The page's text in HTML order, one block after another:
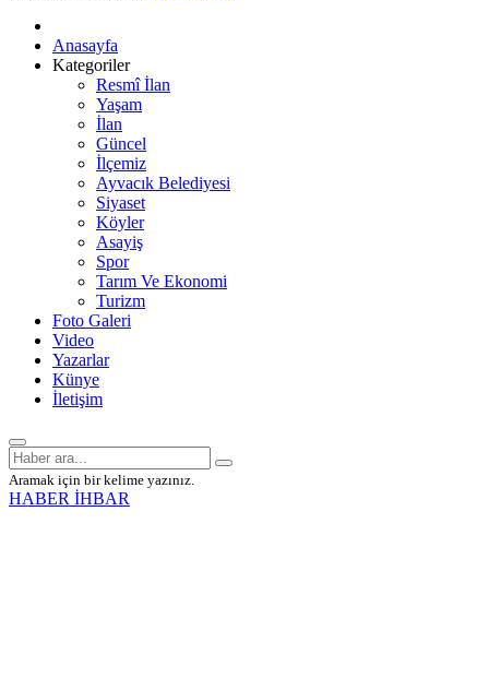
Anasayfa
Kategoriler
Resmî İlan
Yaşam
İlan
Güncel
İlçemiz
Ayvacık Belediyesi
Siyaset
Köyler
Asayiş
Spor
Tarım Ve Ekonomi
Turizm
Foto Galeri
Video
Yazarlar
Künye
İletişim
Aramak için bir kelime yazınız.
HABER İHBAR